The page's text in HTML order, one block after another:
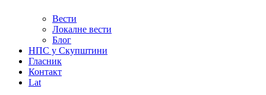
Вести
Локалне вести
Блог
НПС у Скупштини
Гласник
Контакт
Lat